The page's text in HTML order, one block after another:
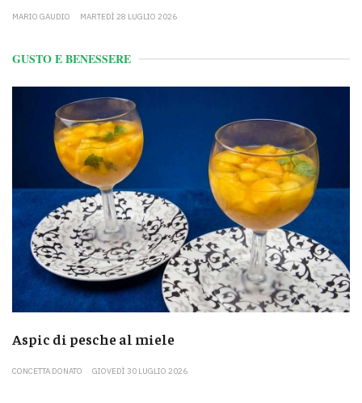
MARIO GAUDIO MARTEDÌ 28 LUGLIO 2026
GUSTO E BENESSERE
Aspic di pesche al miele
CONCETTA DONATO GIOVEDÌ 30 LUGLIO 2026